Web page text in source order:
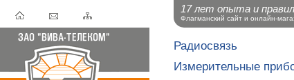
Радиосвязь
Измерительные
17 лет опыта и
Флагманский сайт и онлайн-